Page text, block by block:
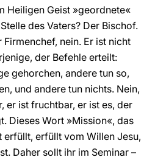
Heiligen Geist »geordnete«
des Vaters? Der Bischof.
nein. Er ist nicht
der Befehle erteilt:
gehorchen, andere tun so,
und andere tun nichts. Nein,
er ist fruchtbar, er ist es, der
Dieses Wort »Mission«, das
erfüllt vom Willen Jesu,
Daher sollt ihr im Seminar –